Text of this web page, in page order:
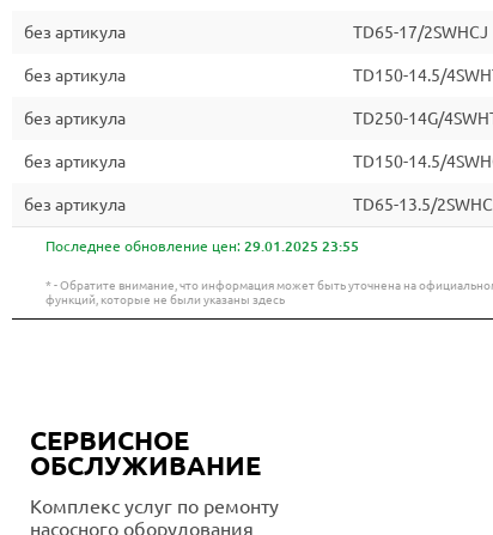
без артикула TD65-17/2SWHCJ
без артикула TD150-14.5/
без артикула TD250-14G/
без артикула TD150-14.5/
без артикула TD65-13.5/
Последнее обновление цен: 29.01.2025 23:55
* - Обратите внимание, что информация может быть уточнена на
функций, которые не были указаны здесь
СЕРВИСНОЕ
ОБСЛУЖИВАНИЕ
Комплекс услуг по ремонту
насосного оборудования